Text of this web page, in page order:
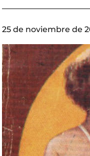
25 de noviembre de